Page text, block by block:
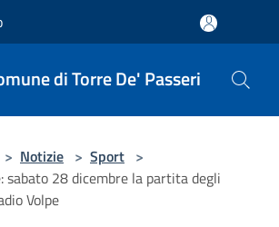
di Torre De' Passeri
> Notizie > Sport >
sabato 28 dicembre la partita degli
Volpe